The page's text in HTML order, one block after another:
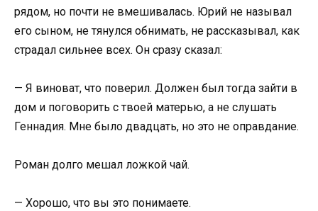
рядом, но почти не вмешивалась. Юрий не называл
его сыном, не тянулся обнимать, не рассказывал, как
страдал сильнее всех. Он сразу сказал:
— Я виноват, что поверил. Должен был тогда зайти в
дом и поговорить с твоей матерью, а не слушать
Геннадия. Мне было двадцать, но это не оправдание.
Роман долго мешал ложкой чай.
— Хорошо, что вы это понимаете.